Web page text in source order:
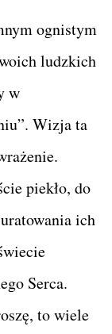
ognistym
ludzkich
w
Wizja ta
piekło, do
ich
Serca.
to wiele